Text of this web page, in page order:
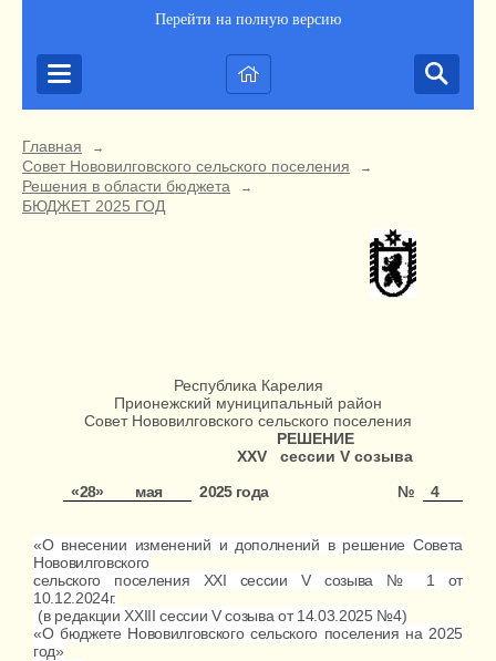
Перейти на полную версию
Главная →
Совет Нововилговского сельского поселения →
Решения в области бюджета →
БЮДЖЕТ 2025 ГОД
Республика Карелия
Прионежский муниципальный район
Совет Нововилговского сельского поселения
РЕШЕНИЕ
XXV сессии V созыва
«28»
мая 2025 года № 4
«О внесении изменений и дополнений в решение Совета
Нововилговского
сельского поселения XXI сессииVсозыва № 1 от
10.12.2024г.
(в редакции XXIII сессии V созыва от 14.03.2025 №4)
«О бюджете Нововилговского сельского поселения на 2025
год»